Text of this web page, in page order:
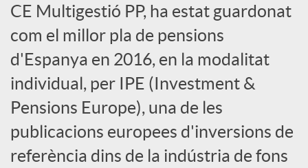
c
a
d
o
CE Multigestió PP, ha estat guardonat
com el millor pla de pensions
d'Espanya en 2016, en la modalitat
individual, per IPE (Investment &
Pensions Europe), una de les
publicacions europees d'inversions de
referència dins de la indústria de fons